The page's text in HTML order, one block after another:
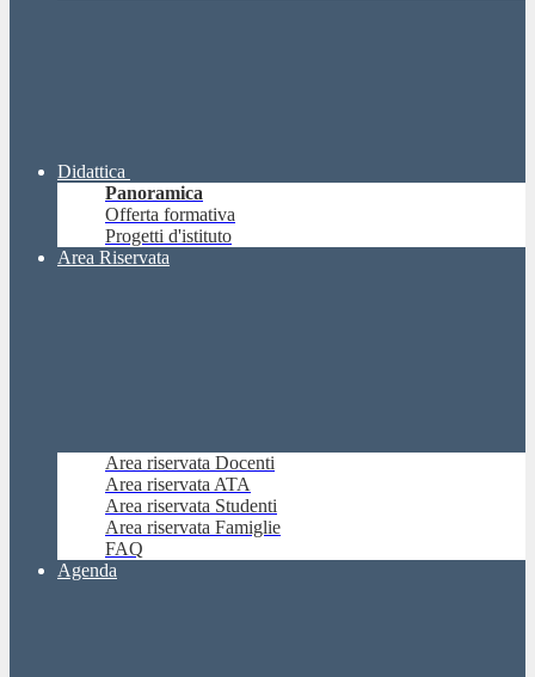
Didattica
Panoramica
Offerta formativa
Progetti d'istituto
Area Riservata
Area riservata Docenti
Area riservata ATA
Area riservata Studenti
Area riservata Famiglie
FAQ
Agenda